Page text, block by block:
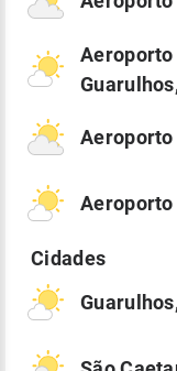
Aeroporto
Aeroporto